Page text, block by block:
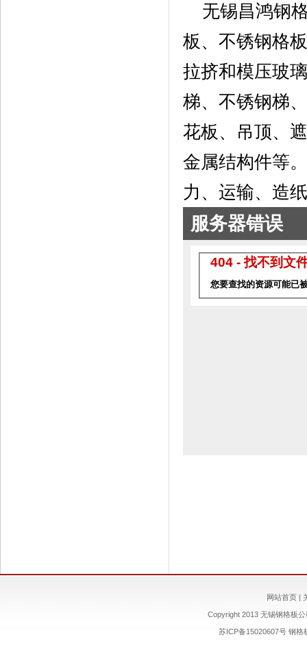
无锡昌鸿钢
板、不锈钢格
拉挤和模压玻
梯、不锈钢梯
花板、吊顶、
金属结构件等
力、运输、造
网站首页|
Copyright 2013 无锡钢格板
苏ICP备15020607号 钢格